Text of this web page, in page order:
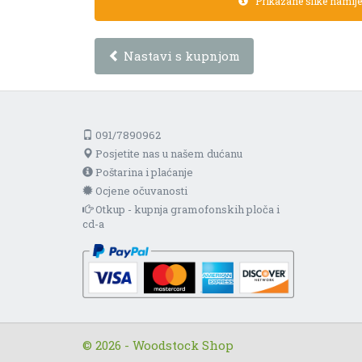
Nastavi s kupnjom
091/7890962
Posjetite nas u našem dućanu
Poštarina i plaćanje
Ocjene očuvanosti
Otkup - kupnja gramofonskih ploča i
cd-a
© 2026 - Woodstock Shop